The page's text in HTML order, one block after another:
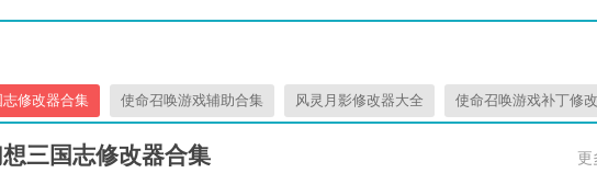
修改器合集 使命召唤游戏辅助合集 风灵月影修改器大全 使命召唤游戏补丁修
三国志修改器合集
更